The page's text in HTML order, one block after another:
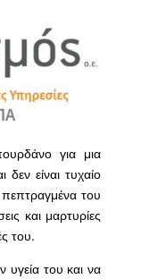
για μια
δεν είναι τυχαίο
του
και μαρτυρίες
του.
του και να